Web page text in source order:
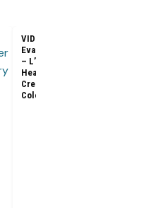
VIDEO –
Evangeline Lilly
– L’Oreal
Healthy Look
Creme Gloss
Color [HD]